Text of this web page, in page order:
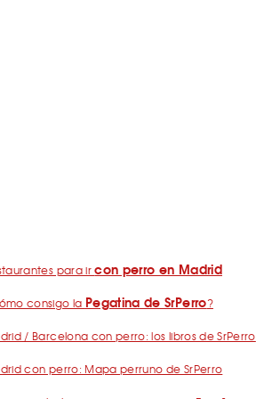
para ircon perro en Madrid
consigo la Pegatina de SrPerro?
/ Barcelona con perro: los libros de SrPerro
con perro: Mapa perruno de SrPerro